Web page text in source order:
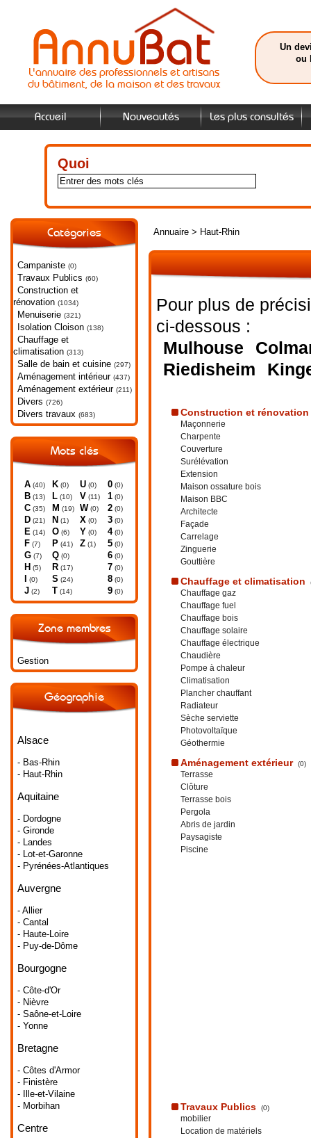
L'annuaire des professionnels et artisans
du bâtiment, de la maison et des travaux
Un
ou
Accueil Nouveautés Les plus consultés
Quoi
Catégories
Campaniste (0)
Travaux Publics (60)
Construction et
rénovation (1034)
Menuiserie (321)
Isolation Cloison (138)
Chauffage et
climatisation (313)
Salle de bain et cuisine (297)
Aménagement intérieur (437)
Aménagement extérieur (211)
Divers (726)
Divers travaux (683)
Mots clés
A (40)
B (13)
C (35)
D (21)
E (14)
F (7)
G (7)
H (5)
(0)
J (2)
K (0)
L (10)
M (19)
N (1)
O (6)
P (41)
Q (0)
R (17)
S (24)
T (14)
U (0)
V (11)
W (0)
X (0)
Y (0)
Z (1)
0 (0)
1 (0)
2 (0)
3 (0)
4(0)
5 (0)
6 (0)
7 (0)
8 (0)
9 (0)
Zone membres
Gestion
Géographie
Alsace
- Bas-Rhin
- Haut-Rhin
Aquitaine
- Dordogne
- Gironde
- Landes
- Lot-et-Garonne
- Pyrénées-Atlantiques
Auvergne
- Allier
- Cantal
- Haute-Loire
- Puy-de-Dôme
Bourgogne
- Côte-d'Or
- Nièvre
- Saône-et-Loire
- Yonne
Bretagne
- Côtes d'Armor
- Finistère
- Ille-et-Vilaine
- Morbihan
Centre
Annuaire > Haut-Rhin
Pour plus de
ci-dessous :
Mulhouse
Riedisheim
Construction et rénovation
Maçonnerie
Charpente
Couverture
Surélévation
Extension
Maison ossature bois
Maison BBC
Architecte
Façade
Carrelage
Zinguerie
Gouttière
Chauffage et climatisation
Chauffage gaz
Chauffage fuel
Chauffage bois
Chauffage solaire
Chauffage électrique
Chaudière
Pompe à chaleur
Climatisation
Plancher chauffant
Radiateur
Sèche serviette
Photovoltaïque
Géothermie
Aménagement extérieur (0)
Terrasse
Clôture
Terrasse bois
Pergola
Abris de jardin
Paysagiste
Piscine
Travaux Publics (0)
mobilier
Location de matériels